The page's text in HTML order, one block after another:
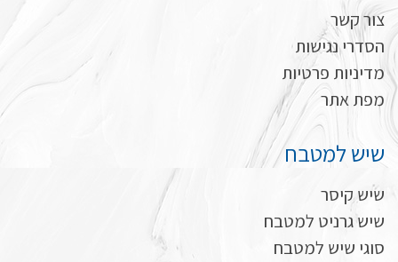
צור קשר
הסדרי נגישות
מדיניות פרטיות
מפת אתר
שיש למטבח
שיש קיסר
שיש גרניט למטבח
סוגי שיש למטבח